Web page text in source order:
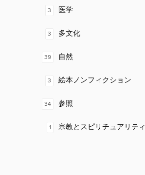
3 医学
3 多文化
39 自然
3 絵本ノンフィクション
34 参照
1 宗教とスピリチュアリティ